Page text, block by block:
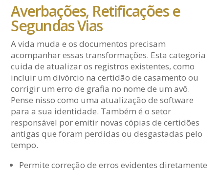
Averbações, Retificações e
Segundas Vias
A vida muda e os documentos precisam
acompanhar essas transformações. Esta categoria
cuida de atualizar os registros existentes, como
incluir um divórcio na certidão de casamento ou
corrigir um erro de grafia no nome de um avô.
Pense nisso como uma atualização de software
para a sua identidade. Também é o setor
responsável por emitir novas cópias de certidões
antigas que foram perdidas ou desgastadas pelo
tempo.
Permite correção de erros evidentes diretamente